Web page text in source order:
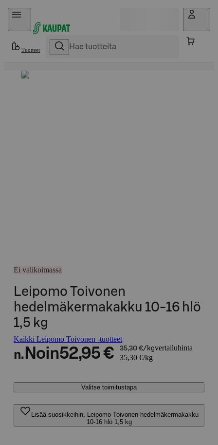
Hyppää sisältöön
Tuotteet
Ei valikoimassa
Leipomo Toivonen
hedelmäkermakakku 10-16 hlö
1,5 kg
Kaikki Leipomo Toivonen -tuotteet
n. Noin52,95 € 35,30 €/kgvertailuhinta
35,30 €/kg
Valitse toimitustapa
Lisää suosikkeihin, Leipomo Toivonen hedelmäkermakakku
10-16 hlö 1,5 kg